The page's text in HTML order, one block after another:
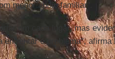
menor apoio familiar".
em cada lugar, mas
enfrentar o problema", afirma